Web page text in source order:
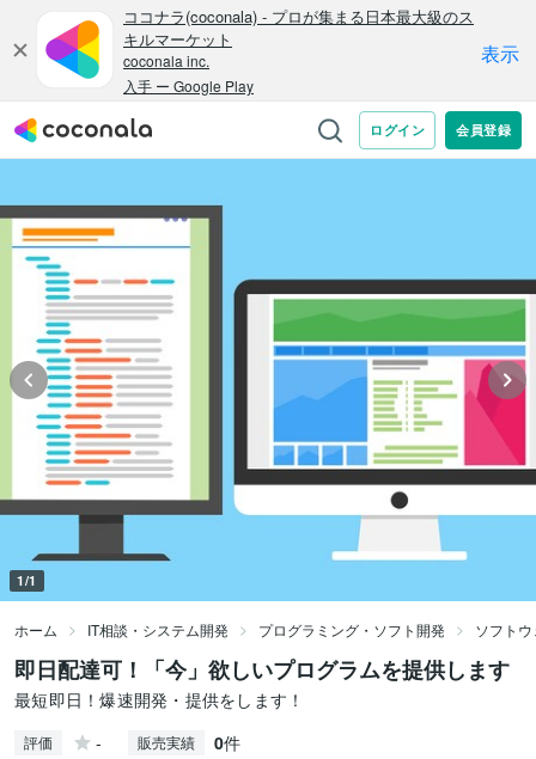
1/1
ホーム IT相談・システム開発 プログラミング・ソフト開発 ソフト
即日配達可！「今」欲しいプログラムを提供します
最短即日！爆速開発・提供をします！
評価 - 販売実績 0件